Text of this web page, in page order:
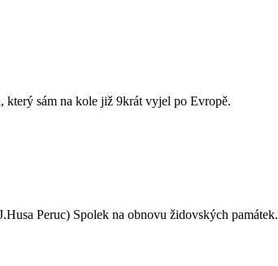
který sám na kole již 9krát vyjel po Evropě.
Peruc) Spolek na obnovu židovských památek.